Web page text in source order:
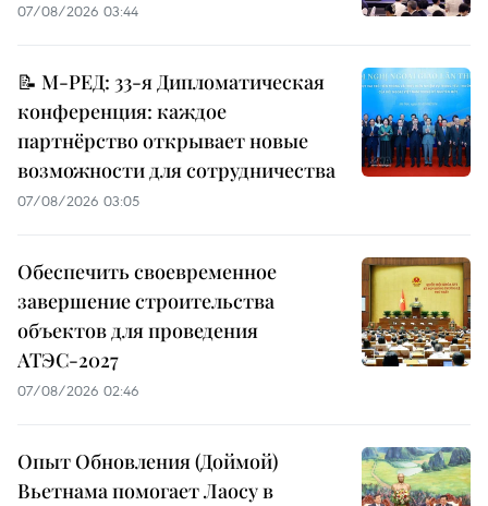
07/08/2026 03:44
📝 М-РЕД: 33-я Дипломатическая
конференция: каждое
партнёрство открывает новые
возможности для сотрудничества
07/08/2026 03:05
Обеспечить своевременное
завершение строительства
объектов для проведения
АТЭС-2027
07/08/2026 02:46
Опыт Обновления (Доймой)
Вьетнама помогает Лаосу в